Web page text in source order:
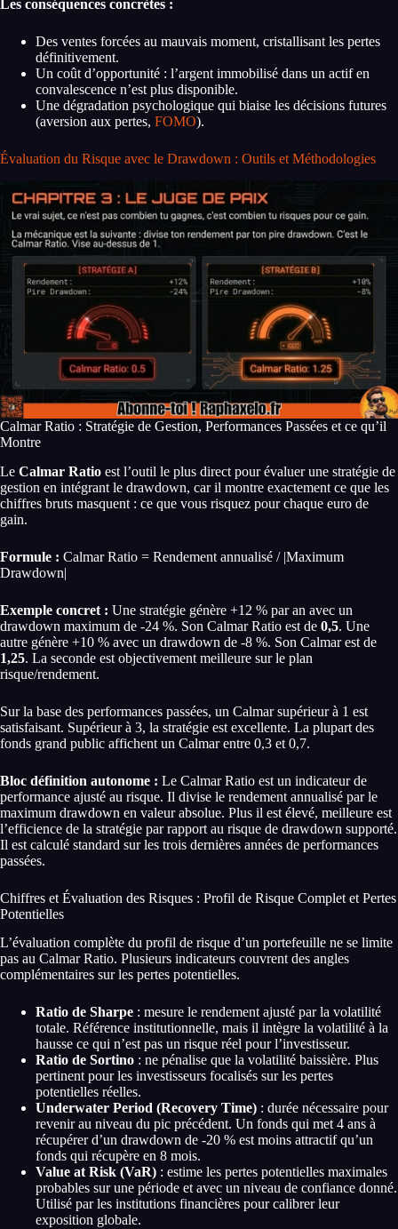
Les conséquences concrètes :
Des ventes forcées au mauvais moment, cristallisant les pertes
définitivement.
Un coût d’opportunité : l’argent immobilisé dans un actif en
convalescence n’est plus disponible.
Une dégradation psychologique qui biaise les décisions futures
(aversion aux pertes, FOMO).
Évaluation du Risque avec le Drawdown : Outils et Méthodologies
Calmar Ratio : Stratégie de Gestion, Performances Passées et ce qu’il
Montre
Le Calmar Ratio est l’outil le plus direct pour évaluer une stratégie de
gestion en intégrant le drawdown, car il montre exactement ce que les
chiffres bruts masquent : ce que vous risquez pour chaque euro de
gain.
Formule : Calmar Ratio = Rendement annualisé / |Maximum
Drawdown|
Exemple concret : Une stratégie génère +12 % par an avec un
drawdown maximum de -24 %. Son Calmar Ratio est de 0,5. Une
autre génère +10 % avec un drawdown de -8 %. Son Calmar est de
1,25. La seconde est objectivement meilleure sur le plan
risque/rendement.
Sur la base des performances passées, un Calmar supérieur à 1 est
satisfaisant. Supérieur à 3, la stratégie est excellente. La plupart des
fonds grand public affichent un Calmar entre 0,3 et 0,7.
Bloc définition autonome : Le Calmar Ratio est un indicateur de
performance ajusté au risque. Il divise le rendement annualisé par le
maximum drawdown en valeur absolue. Plus il est élevé, meilleure est
l’efficience de la stratégie par rapport au risque de drawdown supporté.
Il est calculé standard sur les trois dernières années de performances
passées.
Chiffres et Évaluation des Risques : Profil de Risque Complet et Pertes
Potentielles
L’évaluation complète du profil de risque d’un portefeuille ne se limite
pas au Calmar Ratio. Plusieurs indicateurs couvrent des angles
complémentaires sur les pertes potentielles.
Ratio de Sharpe : mesure le rendement ajusté par la volatilité
totale. Référence institutionnelle, mais il intègre la volatilité à la
hausse ce qui n’est pas un risque réel pour l’investisseur.
Ratio de Sortino : ne pénalise que la volatilité baissière. Plus
pertinent pour les investisseurs focalisés sur les pertes
potentielles réelles.
Underwater Period (Recovery Time) : durée nécessaire pour
revenir au niveau du pic précédent. Un fonds qui met 4 ans à
récupérer d’un drawdown de -20 % est moins attractif qu’un
fonds qui récupère en 8 mois.
Value at Risk (VaR) : estime les pertes potentielles maximales
probables sur une période et avec un niveau de confiance donné.
Utilisé par les institutions financières pour calibrer leur
exposition globale.